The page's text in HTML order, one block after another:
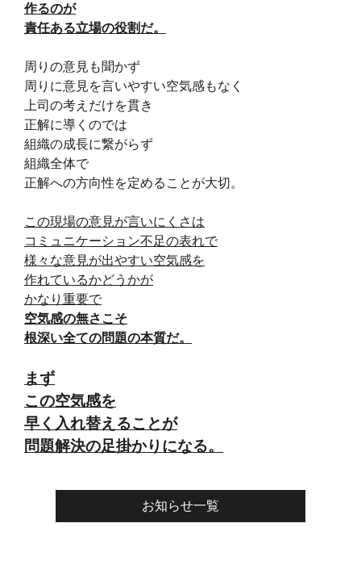
作るのが
責任ある立場の役割だ。
周りの意見も聞かず
周りに意見を言いやすい空気感もなく
上司の考えだけを貫き
正解に導くのでは
組織の成長に繋がらず
組織全体で
正解への方向性を定めることが大切。
この現場の意見が言いにくさは
コミュニケーション不足の表れで
様々な意見が出やすい空気感を
作れているかどうかが
かなり重要で
空気感の無さこそ
根深い全ての問題の本質だ。
まず
この空気感を
早く入れ替えることが
問題解決の足掛かりになる。
お知らせ一覧